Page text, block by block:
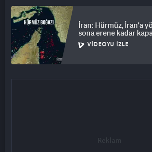
İran: Hürmüz, İran'a
sona erene kadar
VIDEOYU İZLE